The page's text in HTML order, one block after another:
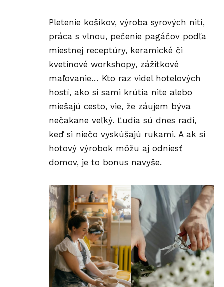
Pletenie košíkov, výroba syrových nití,
práca s vlnou, pečenie pagáčov podľa
miestnej receptúry, keramické či
kvetinové workshopy, zážitkové
maľovanie… Kto raz videl hotelových
hostí, ako si sami krútia nite alebo
miešajú cesto, vie, že záujem býva
nečakane veľký. Ľudia sú dnes radi,
keď si niečo vyskúšajú rukami. A ak si
hotový výrobok môžu aj odniesť
domov, je to bonus navyše.